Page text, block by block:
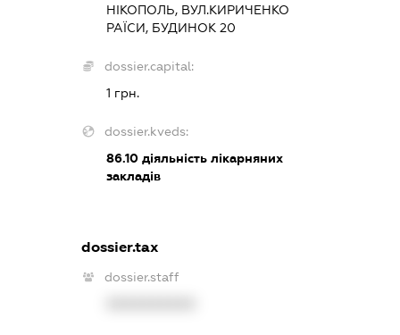
НІКОПОЛЬ, ВУЛ.КИРИЧЕНКО
РАЇСИ, БУДИНОК 20
dossier.capital:
1 грн.
dossier.kveds:
86.10діяльність лікарняних
закладів
dossier.tax
dossier.staff